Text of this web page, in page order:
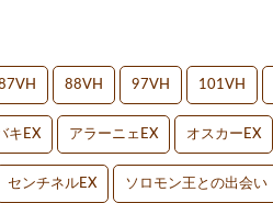
88VH 97VH 101VH
キEX アラーニェEX オスカーEX
センチネルEX ソロモン王との出会い